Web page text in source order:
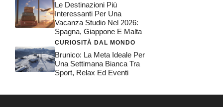
Le Destinazioni Più
Interessanti Per Una
Vacanza Studio Nel 2026:
Spagna, Giappone E Malta
CURIOSITÀ DAL MONDO
Brunico: La Meta Ideale Per
Una Settimana Bianca Tra
Sport, Relax Ed Eventi